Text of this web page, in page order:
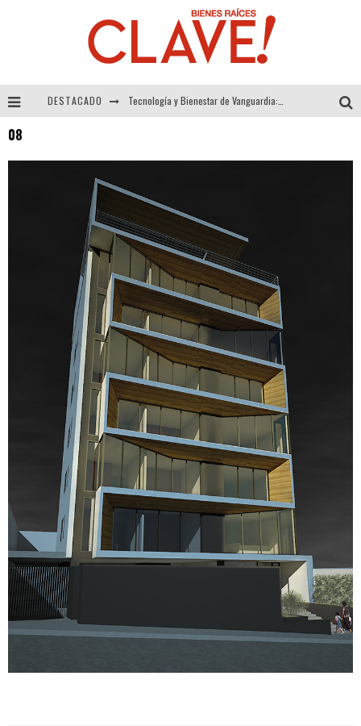
DESTACADO
Alexandra Bedoya – La Constancia detrás de La Paletería
08